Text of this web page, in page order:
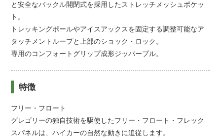
と安全なバックル開閉式を採用したストレッチメッシュポケッ
ト。
トレッキングポールやアイスアックスを固定する調整可能なア
タッチメントループと上部のショック・ロック。
専用のコンフォートグリップ成形ジッパープル。
特徴
フリー・フロート
グレゴリーの独自技術を駆使したフリー・フロート・フレック
スパネルは、ハイカーの自然な動きに追従します。